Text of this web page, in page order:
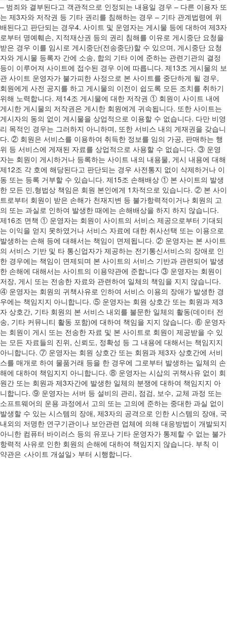
– 범죄와 결부된다고 객관적으로 인정되는 내용일 경우 – 다른 이용자 또
는 제3자와 저작권 등 기타 권리를 침해하는 경우 – 기타 관계법령에 위
배된다고 판단되는 경우4. 사이트 및 운영자는 게시물 등에 대하여 제3자
로부터 명예훼손, 지적재산권 등의 권리 침해를 이유로 게시중단 요청을
받은 경우 이를 임시로 게시중단(전송중단)할 수 있으며, 게시중단 요청
자와 게시물 등록자 간에 소송, 합의 기타 이에 준하는 관련기관의 결정
등이 이루어져 사이트에 접수된 경우 이에 따릅니다. 제13조 게시물의 보
관 사이트 운영자가 불가피한 사정으로 본 사이트를 중단하게 될 경우,
회원에게 사전 공지를 하고 게시물의 이전이 쉽도록 모든 조치를 취하기
위해 노력합니다. 제14조 게시물에 대한 저작권 ① 회원이 사이트 내에
게시한 게시물의 저작권은 게시한 회원에게 귀속됩니다. 또한 사이트는
게시자의 동의 없이 게시물을 상업적으로 이용할 수 없습니다. 다만 비영
리 목적인 경우는 그러하지 아니하며, 또한 서비스 내의 게재권을 갖습니
다. ② 회원은 서비스를 이용하여 취득한 정보를 임의 가공, 판매하는 행
위 등 서비스에 게재된 자료를 상업적으로 사용할 수 없습니다. ③ 운영
자는 회원이 게시하거나 등록하는 사이트 내의 내용물, 게시 내용에 대해
제12조 각 호에 해당된다고 판단되는 경우 사전통지 없이 삭제하거나 이
동 또는 등록 거부할 수 있습니다. 제15조 손해배상 ① 본 사이트의 발생
한 모든 민,형법상 책임은 회원 본인에게 1차적으로 있습니다. ② 본 사이
트로부터 회원이 받은 손해가 천재지변 등 불가항력적이거나 회원의 고
의 또는 과실로 인하여 발생한 때에는 손해배상을 하지 하지 않습니다.
제16조 면책 ① 운영자는 회원이 사이트의 서비스 제공으로부터 기대되
는 이익을 얻지 못하였거나 서비스 자료에 대한 취사선택 또는 이용으로
발생하는 손해 등에 대해서는 책임이 면제됩니다. ② 운영자는 본 사이트
의 서비스 기반 및 타 통신업자가 제공하는 전기통신서비스의 장애로 인
한 경우에는 책임이 면제되며 본 사이트의 서비스 기반과 관련되어 발생
한 손해에 대해서는 사이트의 이용약관에 준합니다 ③ 운영자는 회원이
저장, 게시 또는 전송한 자료와 관련하여 일체의 책임을 지지 않습니다.
④ 운영자는 회원의 귀책사유로 인하여 서비스 이용의 장애가 발생한 경
우에는 책임지지 아니합니다. ⑤ 운영자는 회원 상호간 또는 회원과 제3
자 상호간, 기타 회원의 본 서비스 내외를 불문한 일체의 활동(데이터 전
송, 기타 커뮤니티 활동 포함)에 대하여 책임을 지지 않습니다. ⑥ 운영자
는 회원이 게시 또는 전송한 자료 및 본 사이트로 회원이 제공받을 수 있
는 모든 자료들의 진위, 신뢰도, 정확성 등 그 내용에 대해서는 책임지지
아니합니다. ⑦ 운영자는 회원 상호간 또는 회원과 제3자 상호간에 서비
스를 매개로 하여 물품거래 등을 한 경우에 그로부터 발생하는 일체의 손
해에 대하여 책임지지 아니합니다. ⑧ 운영자는 시삽의 귀책사유 없이 회
원간 또는 회원과 제3자간에 발생한 일체의 분쟁에 대하여 책임지지 아
니합니다. ⑨ 운영자는 서버 등 설비의 관리, 점검, 보수, 교체 과정 또는
소프트웨어의 운용 과정에서 고의 또는 고의에 준하는 중대한 과실 없이
발생할 수 있는 시스템의 장애, 제3자의 공격으로 인한 시스템의 장애, 국
내외의 저명한 연구기관이나 보안관련 업체에 의해 대응방법이 개발되지
아니한 컴퓨터 바이러스 등의 유포나 기타 운영자가 통제할 수 없는 불가
항력적 사유로 인한 회원의 손해에 대하여 책임지지 않습니다. 부칙 이
약관은 <사이트 개설일> 부터 시행합니다.